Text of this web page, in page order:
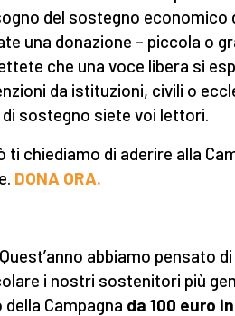
del sostegno
una donazione – piccola o
che una voce libera si
da istituzioni, civili o
sostegno siete voi lettori.
ti chiediamo di aderire alla
DONA ORA.
abbiamo pensato
i nostri sostenitori più
Campagna da 100 euro